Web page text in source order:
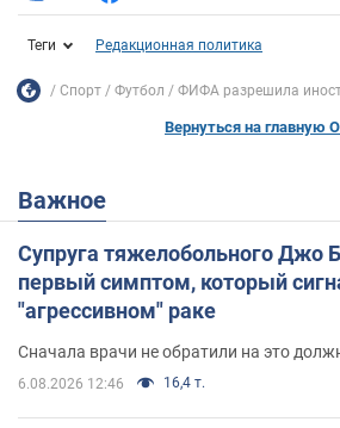
Теги Редакционная политика
Спорт Футбол ФИФА разрешила
Вернуться на главную
Важное
Супруга тяжелобольного Джо
первый симптом, который
"агрессивном" раке
Сначала врачи не обратили на это
6.08.2026 12:46 16,4 т.